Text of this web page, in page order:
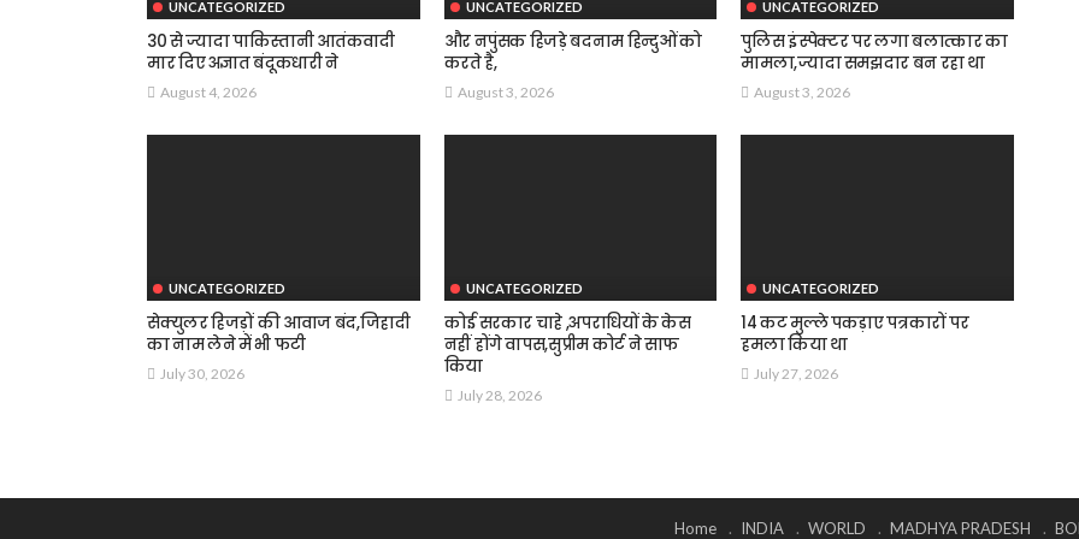
UNCATEGORIZED
30 से ज्यादा पाकिस्तानी आतंकवादी
मार दिए अज्ञात बंदूकधारी ने
August 4, 2026
UNCATEGORIZED
और नपुंसक हिजड़े बदनाम हिन्दुओं को
करते है,
August 3, 2026
UNCATEGORIZED
पुलिस इंस्पेक्टर पर लगा बलात्कार का
मामला,ज्यादा समझदार बन रहा था
August 3, 2026
UNCATEGORIZED
सेक्युलर हिजड़ों की आवाज बंद,जिहादी
का नाम लेने में भी फटी
July 30, 2026
UNCATEGORIZED
कोई सरकार चाहे ,अपराधियों के केस
नहीं होंगे वापस,सुप्रीम कोर्ट ने साफ
किया
July 28, 2026
UNCATEGORIZED
14 कट मुल्ले पकड़ाए पत्रकारों पर
हमला किया था
July 27, 2026
Home INDIA WORLD MADHYA PRADESH